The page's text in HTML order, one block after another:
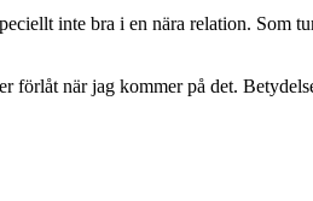
inte bra i en nära relation. Som
förlåt när jag kommer på det.